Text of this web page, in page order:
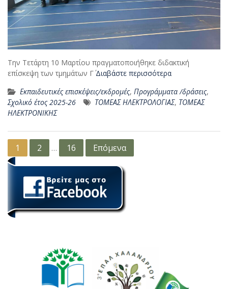
Την Τετάρτη 10 Μαρτίου πραγματοποιήθηκε διδακτική
επίσκεψη των τμημάτων Γ΄Διαβάστε περισσότερα
Εκπαιδευτικές επισκέψεις/εκδρομές, Προγράμματα /δράσεις,
Σχολικό έτος 2025-26
ΤΟΜΕΑΣ ΗΛΕΚΤΡΟΛΟΓΙΑΣ, ΤΟΜΕΑΣ
ΗΛΕΚΤΡΟΝΙΚΗΣ
Σελιδοποίηση
άρθρων
1 2 … 16 Επόμενα